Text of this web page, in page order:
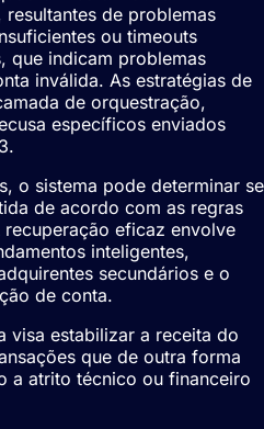
de problemas
ou timeouts
que indicam problemas
inválida. As estratégias de
de orquestração,
específicos enviados
o sistema pode determinar se
de acordo com as regras
eficaz envolve
inteligentes,
secundários e o
de conta.
visa estabilizar a receita do
que de outra forma
a atrito técnico ou financeiro